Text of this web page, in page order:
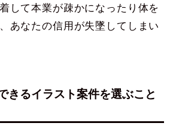
して本業が疎かになったり体を
あなたの信用が失墜してしまい
きるイラスト案件を選ぶこと